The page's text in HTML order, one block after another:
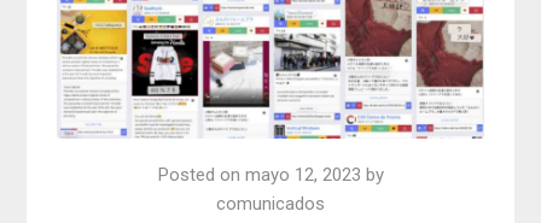
Posted on mayo 12, 2023 by
comunicados